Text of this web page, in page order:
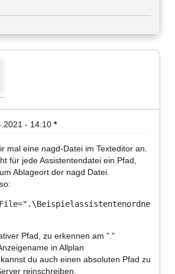
- 14:10 *
mal eine nagd-Datei im Texteditor an.
für jede Assistentendatei ein Pfad,
Ablageort der nagd Datei.
Pfad, zu erkennen am "."
in Allplan
du auch einen absoluten Pfad zu
reinschreiben.